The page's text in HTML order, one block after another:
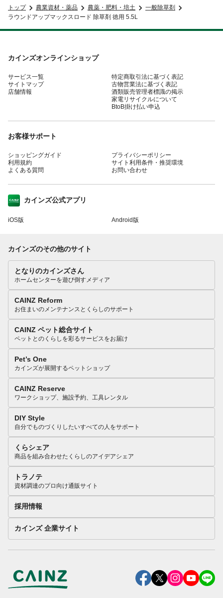
トップ 農業資材・薬品 農薬・肥料・培土
一般除草剤
ラウンドアップマックスロード 除草剤 徳用 5.5L
カインズオンラインショップ
サービス一覧
サイトマップ
店舗情報
特定商取引法に基づく表記
古物営業法に基づく表記
酒類販売管理者標識の掲示
家電リサイクルについて
BtoB掛け払い申込
お客様サポート
ショッピングガイド
利用規約
よくある質問
プライバシーポリシー
サイト利用条件・推奨環境
お問い合わせ
カインズ公式アプリ
iOS版 Android版
カインズのその他のサイト
となりのカインズさん
ホームセンターを遊び倒すメディア
CAINZ Reform
お住まいのメンテナンスとくらしのサポート
CAINZ ペット総合サイト
ペットとのくらしを彩るサービスをお届け
Pet’s One
カインズが展開するペットショップ
CAINZ Reserve
ワークショップ、施設予約、工具レンタル
DIY Style
自分でものづくりしたいすべての人をサポート
くらシェア
商品を組み合わせたくらしのアイデアシェア
トラノテ
資材調達のプロ向け通販サイト
採用情報
カインズ 企業サイト